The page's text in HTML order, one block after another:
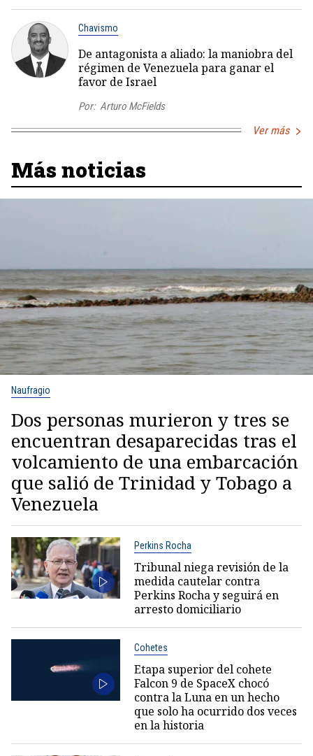
Chavismo
De antagonista a aliado: la maniobra del
régimen de Venezuela para ganar el
favor de Israel
Por: Arturo McFields
Ver más
Más noticias
Naufragio
Dos personas murieron y tres se
encuentran desaparecidas tras el
volcamiento de una embarcación
que salió de Trinidad y Tobago a
Venezuela
Perkins Rocha
Tribunal niega revisión de la
medida cautelar contra
Perkins Rocha y seguirá en
arresto domiciliario
Cohetes
Etapa superior del cohete
Falcon 9 de SpaceX chocó
contra la Luna en un hecho
que solo ha ocurrido dos veces
en la historia